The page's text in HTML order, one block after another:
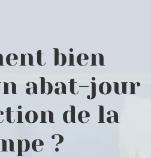
bien
abat-jour
de la
?